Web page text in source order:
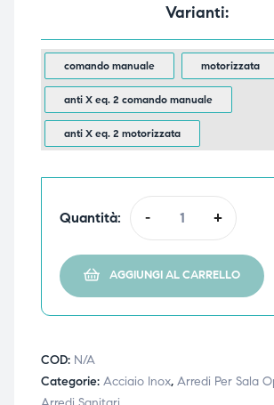
Varianti
comando manuale motorizzata
anti X eq. 2 comando manuale
anti X eq. 2 motorizzata
Quantità: - +
AGGIUNGI AL CARRELLO
COD: N/A
Categorie: Acciaio Inox, Arredi Per Sala